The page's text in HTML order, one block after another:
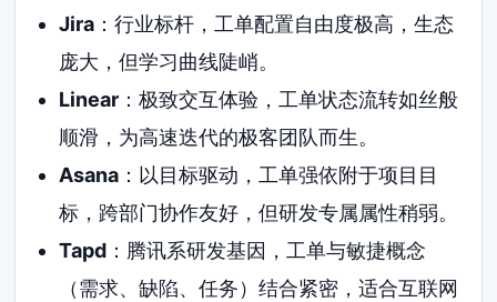
Jira：行业标杆，工单配置自由度极高，生态
庞大，但学习曲线陡峭。
Linear：极致交互体验，工单状态流转如丝般
顺滑，为高速迭代的极客团队而生。
Asana：以目标驱动，工单强依附于项目目
标，跨部门协作友好，但研发专属属性稍弱。
Tapd：腾讯系研发基因，工单与敏捷概念
（需求、缺陷、任务）结合紧密，适合互联网